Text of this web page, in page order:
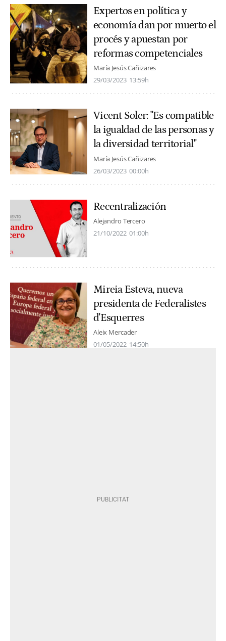
Expertos en política y
economía dan por muerto el
procés y apuestan por
reformas competenciales
María Jesús Cañizares
29/03/2023 13:59h
Vicent Soler: "Es compatible
la igualdad de las personas y
la diversidad territorial"
María Jesús Cañizares
26/03/2023 00:00h
Recentralización
Alejandro Tercero
21/10/2022 01:00h
Mireia Esteva, nueva
presidenta de Federalistes
d'Esquerres
Aleix Mercader
01/05/2022 14:50h